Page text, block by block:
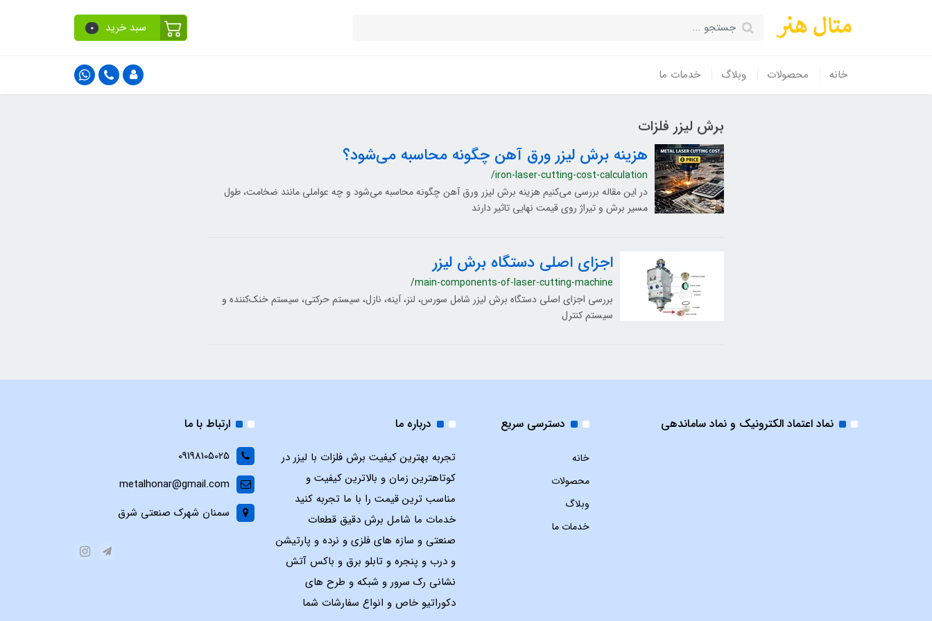
سبد خرید 0
خانه محصولات وبلاگ خدمات ما
برش لیزر فلزات
هزینه برش لیزر ورق آهن چگونه محاسبه می‌شود؟
/iron-laser-cutting-cost-calculation
در این مقاله بررسی می‌کنیم هزینه برش لیزر ورق آهن چگونه محاسبه می‌شود و چه عواملی مانند ضخامت، طول
مسیر برش و تیراژ روی قیمت نهایی تاثیر دارند
اجزای اصلی دستگاه برش لیزر
/main-components-of-laser-cutting-machine
بررسی اجزای اصلی دستگاه برش لیزر شامل سورس، لنز، آینه، نازل، سیستم حرکتی، سیستم خنک‌کننده و
سیستم کنترل
نماد اعتماد الکترونیک و نماد ساماندهی دسترسی سریع
خانه
محصولات
وبلاگ
خدمات ما
درباره ما
تجربه بهترین کیفیت برش فلزات با لیزر در
کوتاهترین زمان و بالاترین کیفیت و
مناسب ترین قیمت را با ما تجربه کنید
خدمات ما شامل برش دقیق قطعات
صنعتی و سازه های فلزی و نرده و پارتیشن
و درب و پنجره و تابلو برق و باکس آتش
نشانی رک سرور و شبکه و طرح های
دکوراتیو خاص و انواع سفارشات شما
ارتباط با ما
09198105025
metalhonar@gmail.com
سمنان شهرک صنعتی شرق